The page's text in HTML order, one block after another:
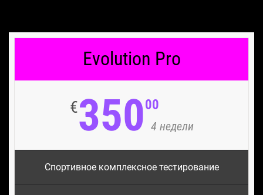
Evolution Pro
€35000
4 недели
Спортивное комплексное тестирование